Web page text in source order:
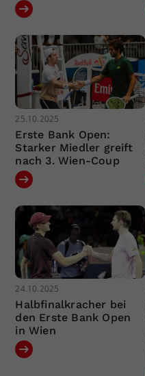
25.10.2025
Erste Bank Open:
Starker Miedler greift
nach 3. Wien-Coup
24.10.2025
Halbfinalkracher bei
den Erste Bank Open
in Wien